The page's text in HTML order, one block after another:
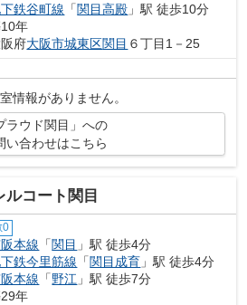
鉄谷町線 「関目高殿 」駅 徒歩10分
年
府大阪市城東区関目 ６丁目1－25
情報がありません。
ラウド関目」への
い合わせはこちら
ルコート関目
0
本線 「関目 」駅 徒歩4分
鉄今里筋線 「関目成育 」駅 徒歩4分
本線 「野江 」駅 徒歩7分
年